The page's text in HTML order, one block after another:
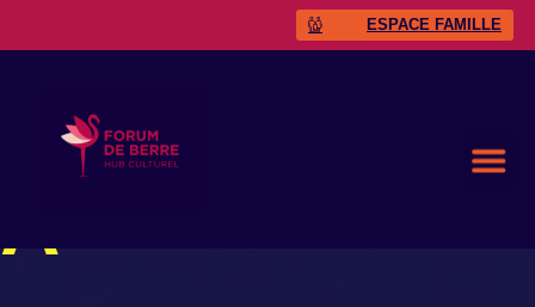
ESPACE FAMILLE